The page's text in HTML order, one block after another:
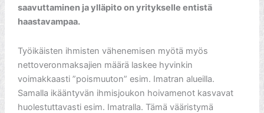
saavuttaminen ja ylläpito on yritykselle entistä
haastavampaa.
Työikäisten ihmisten vähenemisen myötä myös
nettoveronmaksajien määrä laskee hyvinkin
voimakkaasti ”poismuuton” esim. Imatran alueilla.
Samalla ikääntyvän ihmisjoukon hoivamenot kasvavat
huolestuttavasti esim. Imatralla. Tämä vääristymä